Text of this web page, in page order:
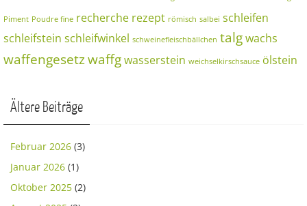
Piment Poudre fine recherche rezept römisch salbei schleifen
schleifstein schleifwinkel schweinefleischbällchen talgwachs
waffengesetzwaffgwasserstein weichselkirschsauce ölstein
Ältere Beiträge
Februar 2026 (3)
Januar 2026 (1)
Oktober 2025 (2)